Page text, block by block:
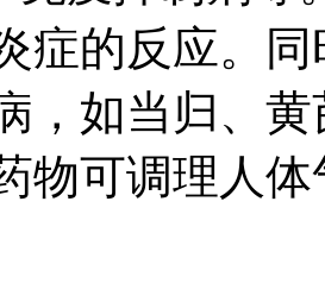
症的反应。
，如当归、
物可调理人